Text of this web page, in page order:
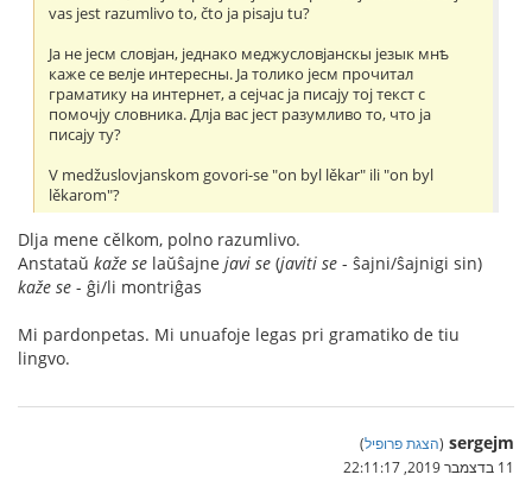
vas jest razumlivo to, čto ja pisaju tu?
Jа не jесм словjан, jеднако меджусловjанскы jезык мнѣ
каже се велjе интересны. Jа толико jесм прочитал
граматику на интернет, а сеjчас jа писаjу тоj текст с
помочjу словника. Длjа вас jест разумливо то, что jа
писаjу ту?
V medžuslovjanskom govori-se "on byl lěkar" ili "on byl
lěkarom"?
Dlja mene cělkom, polno razumlivo.
Anstataŭ kaže se laŭŝajne javi se (javiti se - ŝajni/ŝajnigi sin)
kaže se - ĝi/li montriĝas
Mi pardonpetas. Mi unuafoje legas pri gramatiko de tiu
lingvo.
sergejm
(הצגת פרופיל)
11 בדצמבר 2019, 22:11:17